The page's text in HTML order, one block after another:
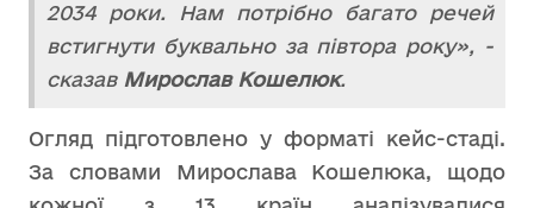
2034 роки. Нам потрібно багато речей
встигнути буквально за півтора року», -
сказав Мирослав Кошелюк.
Огляд підготовлено у форматі кейс-стаді.
За словами Мирослава Кошелюка, щодо